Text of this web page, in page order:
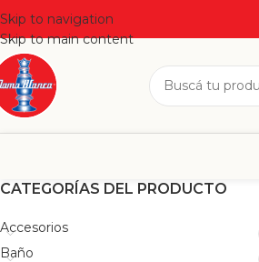
Skip to navigation
Skip to main content
CATEGORÍAS DEL PRODUCTO
Accesorios
Baño